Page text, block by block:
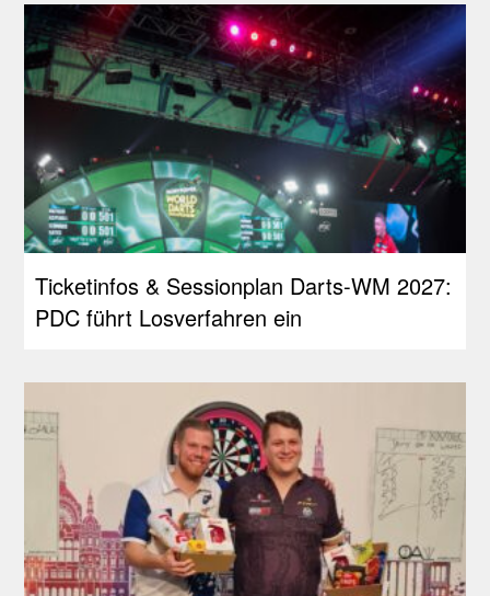
Ticketinfos & Sessionplan Darts-WM 2027:
PDC führt Losverfahren ein